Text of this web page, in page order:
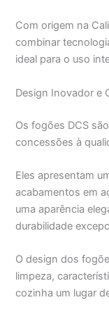
Com origem na
combinar
ideal para o uso
Design Inovador e
Os fogões DCS
concessões à
Eles apresentam
acabamentos em
uma aparência
durabilidade
O design dos
limpeza,
cozinha um lugar